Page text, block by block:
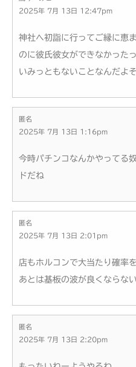
2025年 7月 13日 12:47pm
神社へ初詣に行ってご縁に恵
のに彼氏彼女ができなかった
いみっともないことなんだよ
匿名
2025年 7月 13日 1:16pm
今時パチンコなんかやってる
ドだね
匿名
2025年 7月 13日 2:01pm
店もホルコンで大当たり確率
あとは基板の波が良くならな
匿名
2025年 7月 13日 2:20pm